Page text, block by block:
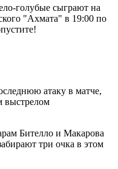
голубые сыграют на
"Ахмата" в 19:00 по
атаку в матче,
выстрелом
Бителло и Макарова
три очка в этом